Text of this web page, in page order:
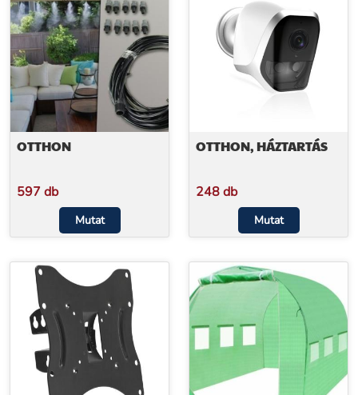
OTTHON
597 db
Mutat
OTTHON, HÁZTARTÁS
248 db
Mutat